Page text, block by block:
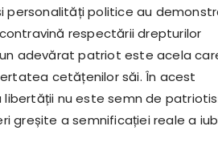
personalități politice au
respectării drepturilor
adevărat patriot este acela
cetățenilor săi. În acest
nu este semn de
greșite a semnificației reale a